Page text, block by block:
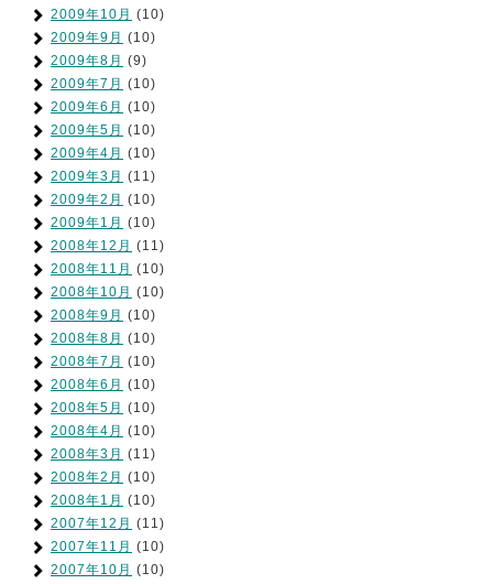
2009年10月 (10)
2009年9月 (10)
2009年8月 (9)
2009年7月 (10)
2009年6月 (10)
2009年5月 (10)
2009年4月 (10)
2009年3月 (11)
2009年2月 (10)
2009年1月 (10)
2008年12月 (11)
2008年11月 (10)
2008年10月 (10)
2008年9月 (10)
2008年8月 (10)
2008年7月 (10)
2008年6月 (10)
2008年5月 (10)
2008年4月 (10)
2008年3月 (11)
2008年2月 (10)
2008年1月 (10)
2007年12月 (11)
2007年11月 (10)
2007年10月 (10)